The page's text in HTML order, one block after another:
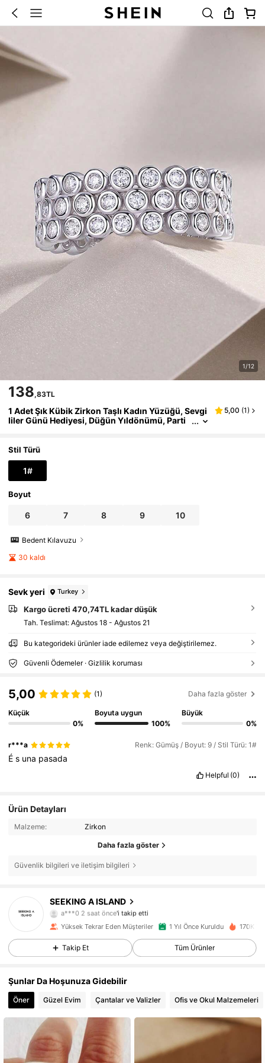
1/12
138,83TL
1 Adet Şık Kübik Zirkon Taşlı Kadın Yüzüğü, Sevgi
liler Günü Hediyesi, Düğün Yıldönümü, Parti
5,00 (1)
Stil Türü
1#
Boyut
6 7 8 9 10
Bedent Kılavuzu
30 kaldı
Sevk yeri Turkey
Kargo ücreti 470,74TL kadar düşük
Tah. Teslimat: Ağustos 18 - Ağustos 21
Bu kategorideki ürünler iade edilemez veya değiştirilemez.
Güvenli Ödemeler · Gizlilik koruması
5,00 (1) Daha fazla göster
Küçük
0%
Boyuta uygun
100%
Büyük
0%
r***a Renk: Gümüş / Boyut: 9 / Stil Türü: 1#
És una pasada
Helpful (0)
Ürün Detayları
Malzeme: Zirkon
Daha fazla göster
Güvenlik bilgileri ve iletişim bilgileri
SEEKING A ISLAND
a***6 göz atıyor
4,87
8.6K Takipçiler
4,87 8.6K Takipçiler
4,87 8.6K Takipçiler
4,87 8.6K Takipçiler
Yüksek Tekrar Eden Müşteriler 1 Yıl Önce Kuruldu 170K
Takip Et Tüm Ürünler
Şunlar Da Hoşunuza Gidebilir
Öner Güzel Evim Çantalar ve Valizler Ofis ve Okul Malzemeleri